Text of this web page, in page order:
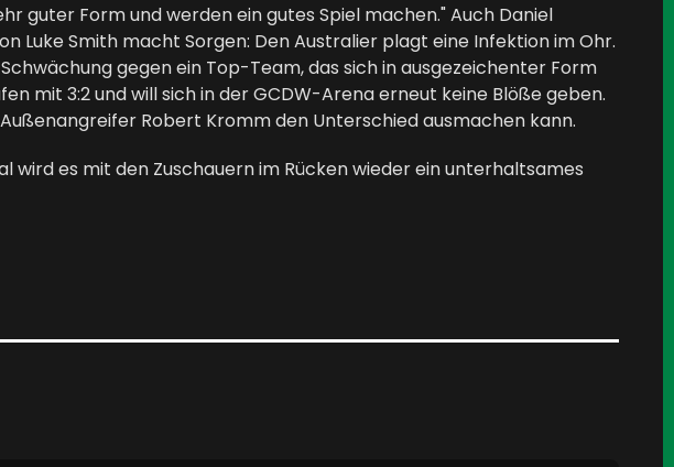
guter Form und werden ein gutes Spiel machen." Auch Daniel
Luke Smith macht Sorgen: Den Australier plagt eine Infektion im Ohr.
gegen ein Top-Team, das sich in ausgezeichenter Form
mit 3:2 und will sich in der GCDW-Arena erneut keine Blöße geben.
Robert Kromm den Unterschied ausmachen kann.
wird es mit den Zuschauern im Rücken wieder ein unterhaltsames